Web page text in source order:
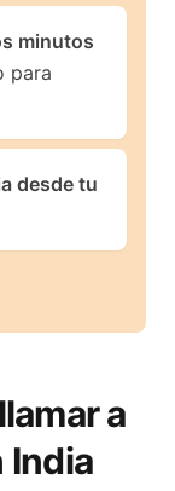
minutos
para
desde tu
a
India